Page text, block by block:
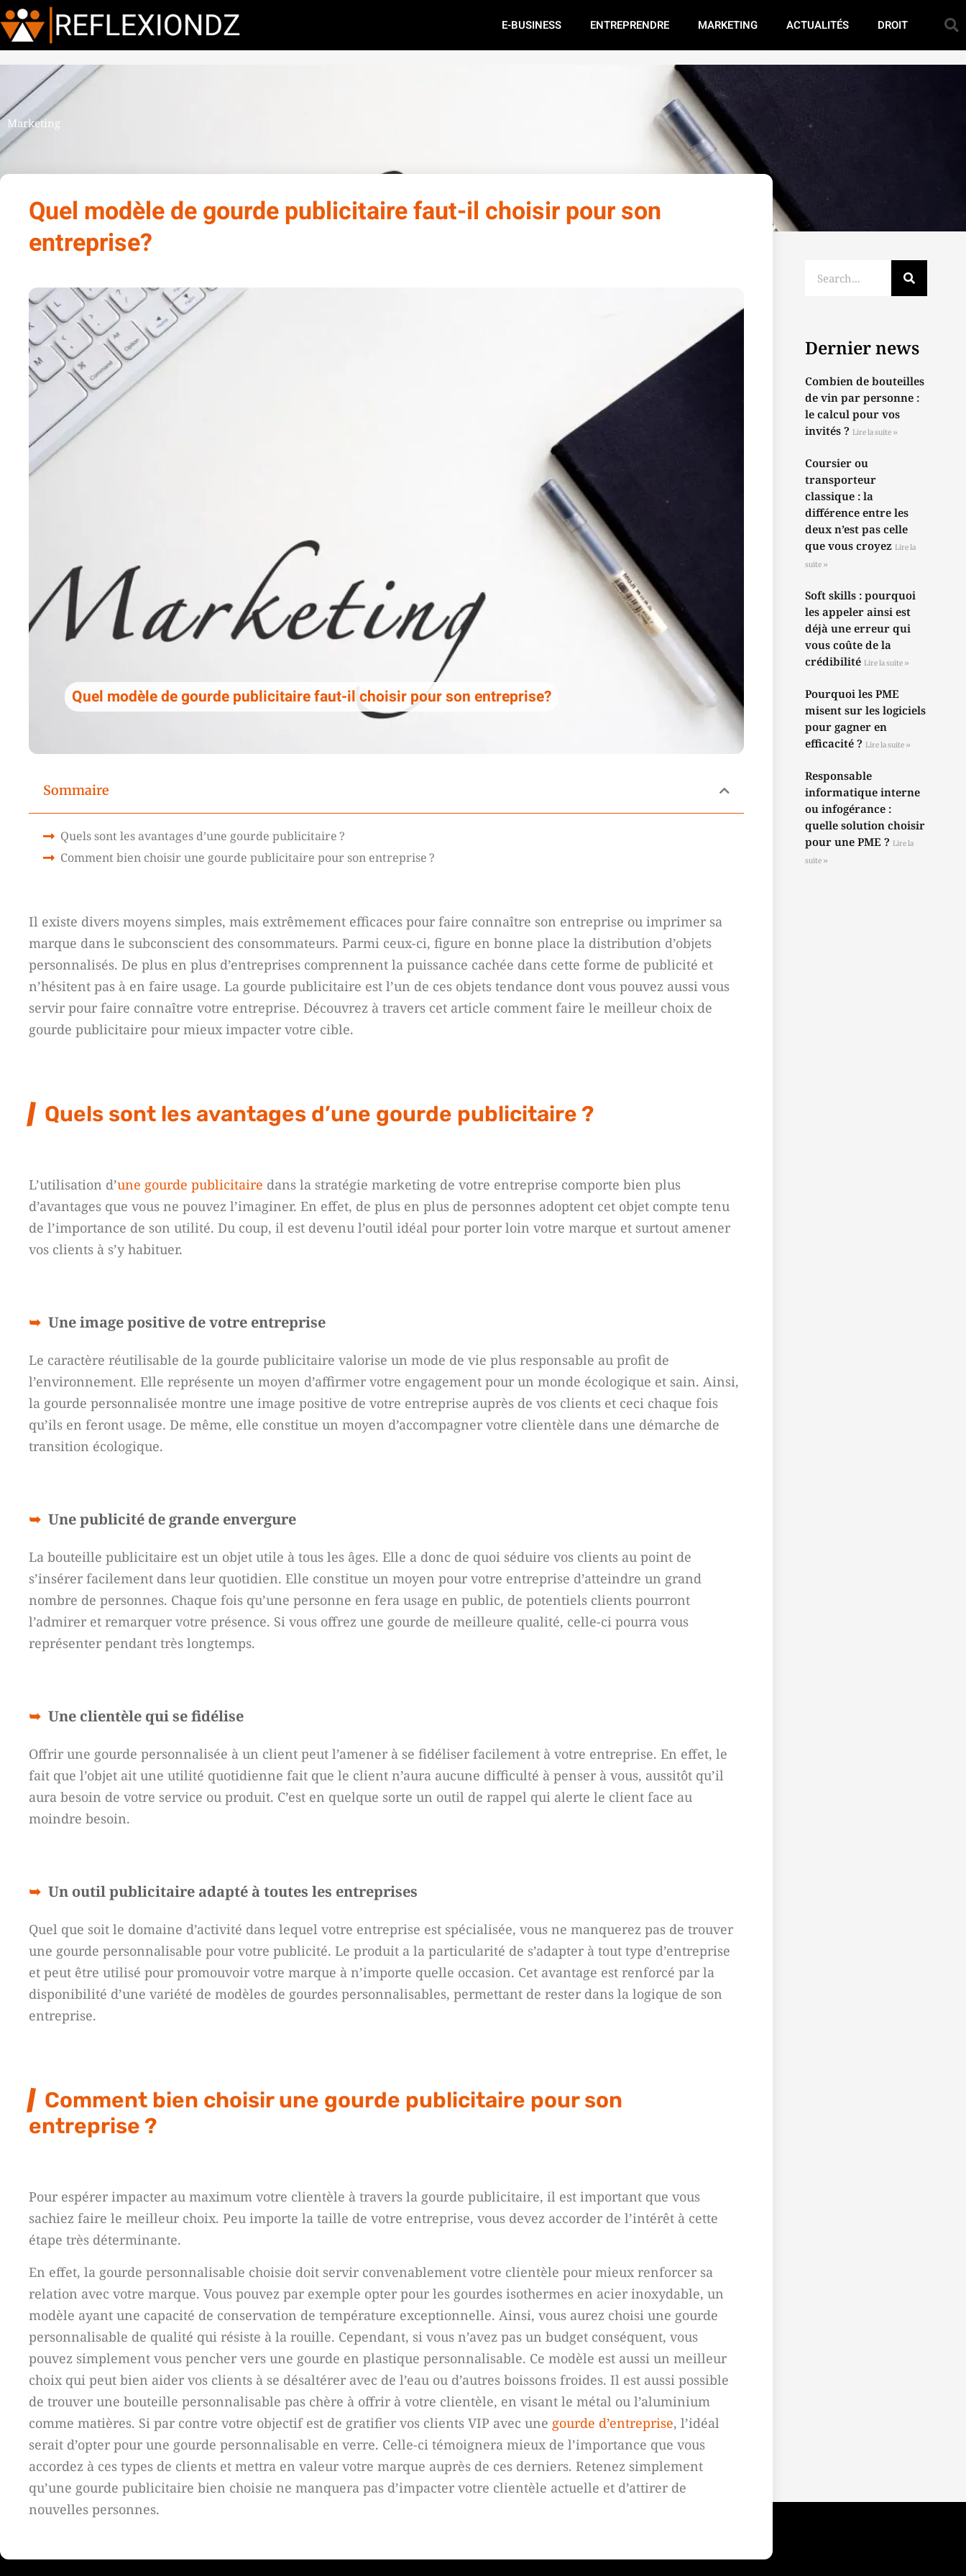
E-BUSINESS ENTREPRENDRE MARKETING ACTUALITÉS DROIT
Marketing
Quel modèle de gourde publicitaire faut-il choisir pour son
entreprise?
Quel modèle de gourde publicitaire faut-il choisir pour son entreprise?
Sommaire
Quels sont les avantages d’une gourde publicitaire ?
Comment bien choisir une gourde publicitaire pour son entreprise ?
Il existe divers moyens simples, mais extrêmement efficaces pour faire connaître son entreprise ou imprimer sa
marque dans le subconscient des consommateurs. Parmi ceux-ci, figure en bonne place la distribution d’objets
personnalisés. De plus en plus d’entreprises comprennent la puissance cachée dans cette forme de publicité et
n’hésitent pas à en faire usage. La gourde publicitaire est l’un de ces objets tendance dont vous pouvez aussi vous
servir pour faire connaître votre entreprise. Découvrez à travers cet article comment faire le meilleur choix de
gourde publicitaire pour mieux impacter votre cible.
Quels sont les avantages d’une gourde publicitaire ?
L’utilisation d’une gourde publicitaire dans la stratégie marketing de votre entreprise comporte bien plus
d’avantages que vous ne pouvez l’imaginer. En effet, de plus en plus de personnes adoptent cet objet compte tenu
de l’importance de son utilité. Du coup, il est devenu l’outil idéal pour porter loin votre marque et surtout amener
vos clients à s’y habituer.
Une image positive de votre entreprise
Le caractère réutilisable de la gourde publicitaire valorise un mode de vie plus responsable au profit de
l’environnement. Elle représente un moyen d’affirmer votre engagement pour un monde écologique et sain. Ainsi,
la gourde personnalisée montre une image positive de votre entreprise auprès de vos clients et ceci chaque fois
qu’ils en feront usage. De même, elle constitue un moyen d’accompagner votre clientèle dans une démarche de
transition écologique.
Une publicité de grande envergure
La bouteille publicitaire est un objet utile à tous les âges. Elle a donc de quoi séduire vos clients au point de
s’insérer facilement dans leur quotidien. Elle constitue un moyen pour votre entreprise d’atteindre un grand
nombre de personnes. Chaque fois qu’une personne en fera usage en public, de potentiels clients pourront
l’admirer et remarquer votre présence. Si vous offrez une gourde de meilleure qualité, celle-ci pourra vous
représenter pendant très longtemps.
Une clientèle qui se fidélise
Offrir une gourde personnalisée à un client peut l’amener à se fidéliser facilement à votre entreprise. En effet, le
fait que l’objet ait une utilité quotidienne fait que le client n’aura aucune difficulté à penser à vous, aussitôt qu’il
aura besoin de votre service ou produit. C’est en quelque sorte un outil de rappel qui alerte le client face au
moindre besoin.
Un outil publicitaire adapté à toutes les entreprises
Quel que soit le domaine d’activité dans lequel votre entreprise est spécialisée, vous ne manquerez pas de trouver
une gourde personnalisable pour votre publicité. Le produit a la particularité de s’adapter à tout type d’entreprise
et peut être utilisé pour promouvoir votre marque à n’importe quelle occasion. Cet avantage est renforcé par la
disponibilité d’une variété de modèles de gourdes personnalisables, permettant de rester dans la logique de son
entreprise.
Comment bien choisir une gourde publicitaire pour son
entreprise ?
Pour espérer impacter au maximum votre clientèle à travers la gourde publicitaire, il est important que vous
sachiez faire le meilleur choix. Peu importe la taille de votre entreprise, vous devez accorder de l’intérêt à cette
étape très déterminante.
En effet, la gourde personnalisable choisie doit servir convenablement votre clientèle pour mieux renforcer sa
relation avec votre marque. Vous pouvez par exemple opter pour les gourdes isothermes en acier inoxydable, un
modèle ayant une capacité de conservation de température exceptionnelle. Ainsi, vous aurez choisi une gourde
personnalisable de qualité qui résiste à la rouille. Cependant, si vous n’avez pas un budget conséquent, vous
pouvez simplement vous pencher vers une gourde en plastique personnalisable. Ce modèle est aussi un meilleur
choix qui peut bien aider vos clients à se désaltérer avec de l’eau ou d’autres boissons froides. Il est aussi possible
de trouver une bouteille personnalisable pas chère à offrir à votre clientèle, en visant le métal ou l’aluminium
comme matières. Si par contre votre objectif est de gratifier vos clients VIP avec une gourde d’entreprise, l’idéal
serait d’opter pour une gourde personnalisable en verre. Celle-ci témoignera mieux de l’importance que vous
accordez à ces types de clients et mettra en valeur votre marque auprès de ces derniers. Retenez simplement
qu’une gourde publicitaire bien choisie ne manquera pas d’impacter votre clientèle actuelle et d’attirer de
nouvelles personnes.
Dernier news
Combien de bouteilles
de vin par personne :
le calcul pour vos
invités ?Lire la suite »
Coursier ou
transporteur
classique : la
différence entre les
deux n’est pas celle
que vous croyezLire la
suite »
Soft skills : pourquoi
les appeler ainsi est
déjà une erreur qui
vous coûte de la
crédibilitéLire la suite »
Pourquoi les PME
misent sur les logiciels
pour gagner en
efficacité ?Lire la suite »
Responsable
informatique interne
ou infogérance :
quelle solution choisir
pour une PME ?Lire la
suite »